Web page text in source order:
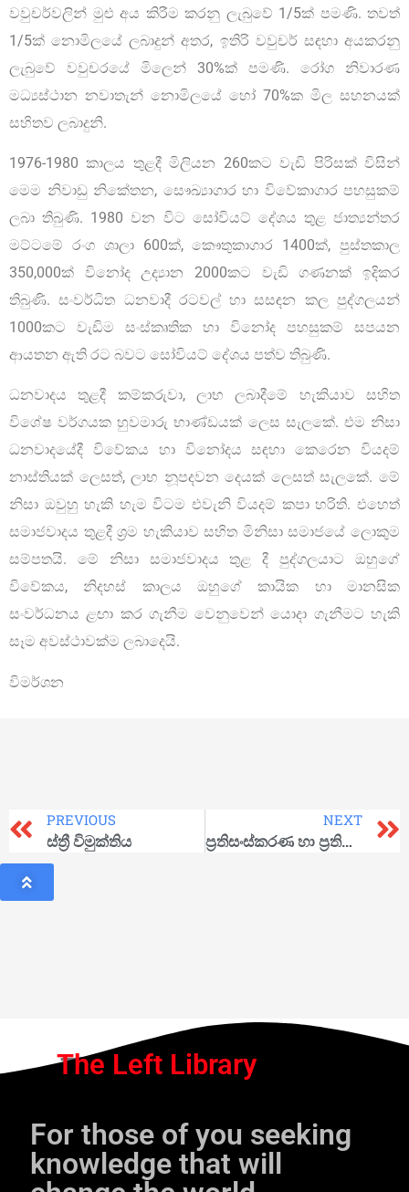
වවුචර්වලින් මුළු අය කිරීම කරනු ලැබුවේ 1/5ක් පමණි. තවත්
1/5ක් නොමිලයේ ලබාදුන් අතර, ඉතිරි වවුචර් සඳහා අයකරනු
ලැබුවේ වවුචරයේ මිලෙන් 30%ක් පමණි. රෝග නිවාරණ
මධ්‍යස්ථාන නවාතැන් නොමිලයේ හෝ 70%ක මිල සහනයක්
සහිතව ලබාදුනි.
1976-1980 කාලය තුළදී මිලියන 260කට වැඩි පිරිසක් විසින්
මෙම නිවාඩු නිකේතන, සෞඛ්‍යාගාර හා විවේකාගාර පහසුකම්
ලබා තිබුණි. 1980 වන විට සෝවියට් දේශය තුළ ජාත්‍යන්තර
මට්ටමේ රංග ශාලා 600ක්, කෞතුකාගාර 1400ක්, පුස්තකාල
350,000ක් විනෝද උද්‍යාන 2000කට වැඩි ගණනක් ඉදිකර
තිබුණි. සංවර්ධිත ධනවාදී රටවල් හා සසඳන කල පුද්ගලයන්
1000කට වැඩිම සංස්කෘතික හා විනෝද පහසුකම් සපයන
ආයතන ඇති රට බවට සෝවියට් දේශය පත්ව තිබුණි.
ධනවාදය තුළදී කම්කරුවා, ලාභ ලබාදීමේ හැකියාව සහිත
විශේෂ වර්ගයක හුවමාරු භාණ්ඩයක් ලෙස සැලකේ. එම නිසා
ධනවාදයේදී විවේකය හා විනෝදය සඳහා කෙරෙන වියදම්
නාස්තියක් ලෙසත්, ලාභ නූපදවන දෙයක් ලෙසත් සැලකේ. මේ
නිසා ඔවුහු හැකි හැම විටම එවැනි වියදම් කපා හරිති. එහෙත්
සමාජවාදය තුළදී ශ්‍රම හැකියාව සහිත මිනිසා සමාජයේ ලොකුම
සම්පතයි. මේ නිසා සමාජවාදය තුළ දී පුද්ගලයාට ඔහුගේ
විවේකය, නිදහස් කාලය ඔහුගේ කායික හා මානසික
සංවර්ධනය ළඟා කර ගැනීම වෙනුවෙන් යොදා ගැනීමට හැකි
සෑම අවස්ථාවක්ම ලබාදෙයි.
විමර්ශන
PREVIOUS
ස්ත්‍රී විමුක්තිය
NEXT
ප්‍රතිසංස්කරණ හා ප්‍රතිසංස්කරණවාදය පිළිබඳ දේශපාලනික කියවීමක්
The Left Library
For those of you seeking
knowledge that will